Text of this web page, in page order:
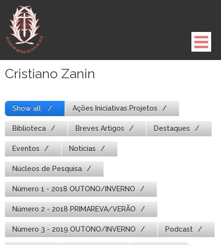
para
conteúdo
Cristiano Zanin
Show all Ações Iniciativas Projetos
Biblioteca Breves Artigos Destaques
Eventos Notícias
Núcleos de Pesquisa
Número 1 - 2018 OUTONO/INVERNO
Número 2 - 2018 PRIMAREVA/VERÃO
Número 3 - 2019 OUTONO/INVERNO Podcast